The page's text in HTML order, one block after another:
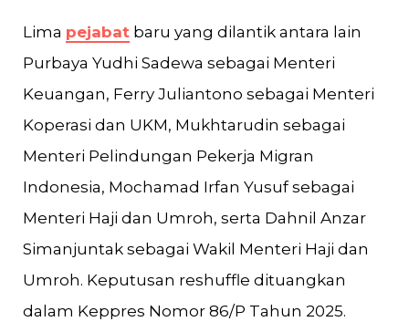
Lima pejabat baru yang dilantik antara lain
Purbaya Yudhi Sadewa sebagai Menteri
Keuangan, Ferry Juliantono sebagai Menteri
Koperasi dan UKM, Mukhtarudin sebagai
Menteri Pelindungan Pekerja Migran
Indonesia, Mochamad Irfan Yusuf sebagai
Menteri Haji dan Umroh, serta Dahnil Anzar
Simanjuntak sebagai Wakil Menteri Haji dan
Umroh. Keputusan reshuffle dituangkan
dalam Keppres Nomor 86/P Tahun 2025.